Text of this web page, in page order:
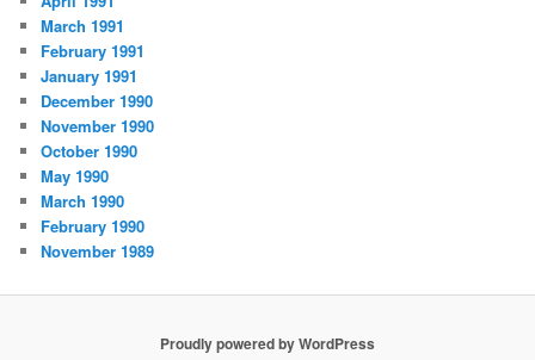
March 1991
February 1991
January 1991
December 1990
November 1990
October 1990
May 1990
March 1990
February 1990
November 1989
Proudly powered by WordPress